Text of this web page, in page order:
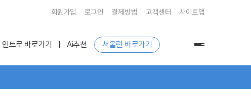
회원가입 로그인 결제방법 고객센터 사이트맵
인트로 바로가기 Ai추천 서울런 바로가기
전
메